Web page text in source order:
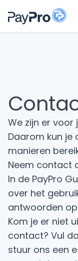
We zijn er voor
Daarom kun je
manieren
Neem contact
In de PayPro
over het
antwoorden
Kom je er niet
contact? Vul
stuur ons een